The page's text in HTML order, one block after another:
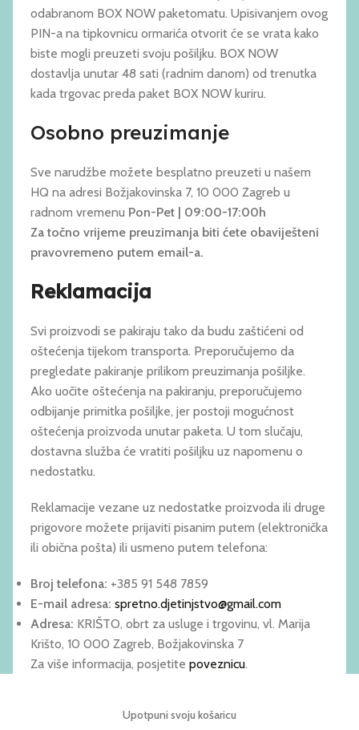
odabranom BOX NOW paketomatu. Upisivanjem ovog
PIN-a na tipkovnicu ormarića otvorit će se vrata kako
biste mogli preuzeti svoju pošiljku. BOX NOW
dostavlja unutar 48 sati (radnim danom) od trenutka
kada trgovac preda paket BOX NOW kuriru.
Osobno preuzimanje
Sve narudžbe možete besplatno preuzeti u našem
HQ na adresi Božjakovinska 7, 10 000 Zagreb u
radnom vremenu Pon-Pet | 09:00-17:00h
Za točno vrijeme preuzimanja biti ćete obaviješteni
pravovremeno putem email-a.
Reklamacija
Svi proizvodi se pakiraju tako da budu zaštićeni od
oštećenja tijekom transporta. Preporučujemo da
pregledate pakiranje prilikom preuzimanja pošiljke.
Ako uočite oštećenja na pakiranju, preporučujemo
odbijanje primitka pošiljke, jer postoji mogućnost
oštećenja proizvoda unutar paketa. U tom slučaju,
dostavna služba će vratiti pošiljku uz napomenu o
nedostatku.
Reklamacije vezane uz nedostatke proizvoda ili druge
prigovore možete prijaviti pisanim putem (elektronička
ili obična pošta) ili usmeno putem telefona:
Broj telefona: +385 91 548 7859
E-mail adresa: spretno.djetinjstvo@gmail.com
Adresa: KRIŠTO, obrt za usluge i trgovinu, vl. Marija
Krišto, 10 000 Zagreb, Božjakovinska 7
Za više informacija, posjetitepoveznicu.
Upotpuni svoju košaricu